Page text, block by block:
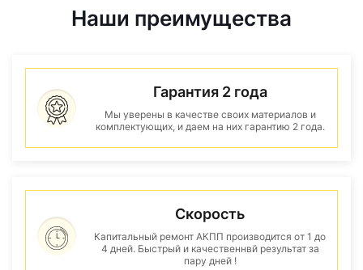
Наши преимущества
Гарантия 2 года
Мы уверены в качестве своих материалов и
комплектующих, и даем на них гарантию 2 года.
Скорость
Капитальный ремонт АКПП производится от 1 до
4 дней. Быстрый и качественнвй результат за
пару дней !